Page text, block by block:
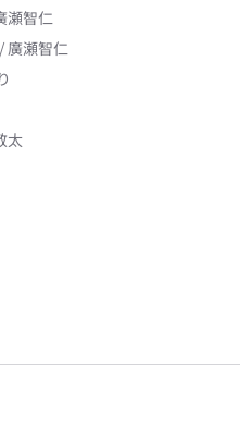
瀬智仁
廣瀬智仁
太